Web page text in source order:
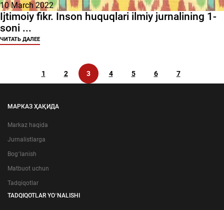
10 March 2022
Ijtimoiy fikr. Inson huquqlari ilmiy jurnalining 1-
soni ...
ЧИТАТЬ ДАЛЕЕ
1 2 3 4 5 6 7
МАРКАЗ ҲАҚИДА
Markaz haqida
Jurnalistlarga
Bogʻlanish
Matbuot uchun
Tadqiqotlar
TADQIQOTLAR YOʻNALISHI